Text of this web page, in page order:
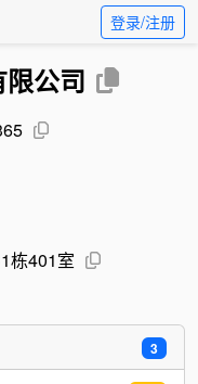
登录/注册
公司
栋401室
3